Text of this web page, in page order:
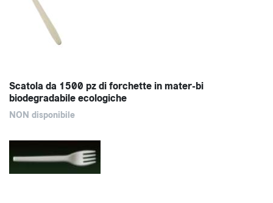
Scatola da 1500 pz di forchette in mater-bi
biodegradabile ecologiche
NON disponibile